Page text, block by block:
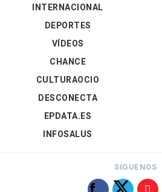
INTERNACIONAL
DEPORTES
VÍDEOS
CHANCE
CULTURAOCIO
DESCONECTA
EPDATA.ES
INFOSALUS
SÍGUENOS